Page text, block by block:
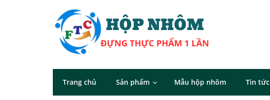
Trang chủ Sản phẩm Mẫu hộp nhôm Tin tức